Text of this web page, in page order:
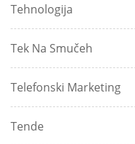
Tehnologija
Tek Na Smučeh
Telefonski Marketing
Tende